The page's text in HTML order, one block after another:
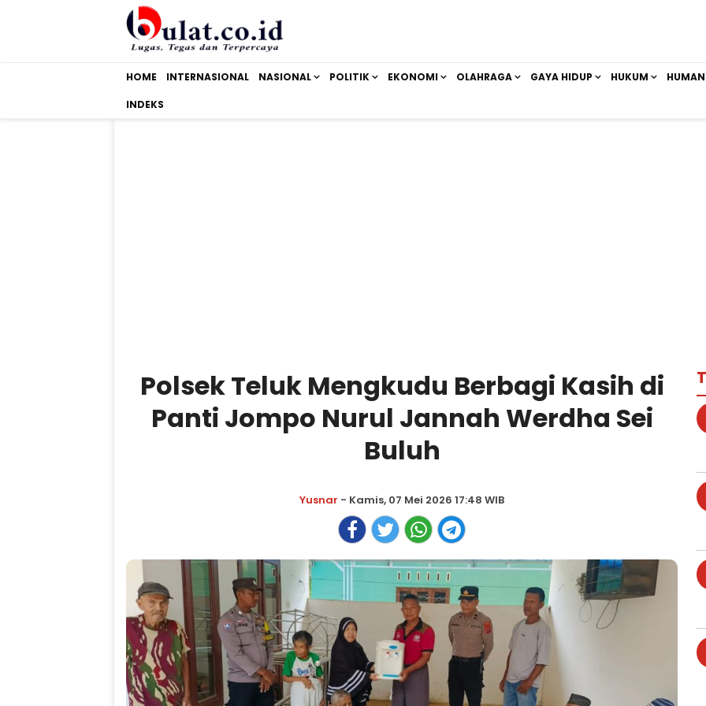
HOME INTERNASIONAL NASIONAL POLITIK EKONOMI OLAHRAGA GAYA HIDUP HUKUM
INDEKS
Polsek Teluk Mengkudu Berbagi Kasih di
Panti Jompo Nurul Jannah Werdha Sei
Buluh
Yusnar - Kamis, 07 Mei 2026 17:48 WIB